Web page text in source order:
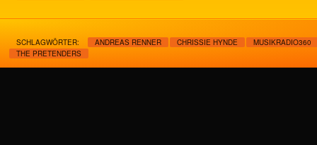
SCHLAGWÖRTER: ANDREAS RENNER CHRISSIE HYNDE
MUSIKRADIO360
THE PRETENDERS